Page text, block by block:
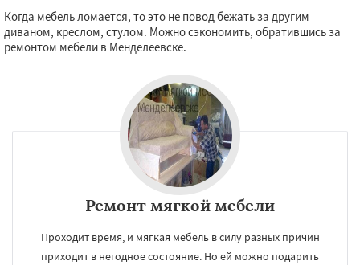
Когда мебель ломается, то это не повод бежать за другим
диваном, креслом, стулом. Можно сэкономить, обратившись за
ремонтом мебели в Менделеевске.
Ремонт мягкой мебели
Проходит время, и мягкая мебель в силу разных причин
приходит в негодное состояние. Но ей можно подарить